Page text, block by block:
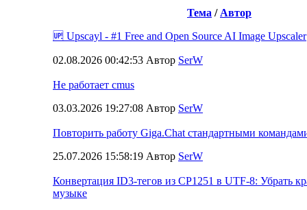
Тема / Автор
🆙 Upscayl - #1 Free and Open Source AI Image Upscaler
02.08.2026 00:42:53 Автор SerW
Не работает cmus
03.03.2026 19:27:08 Автор SerW
Повторить работу Giga.Chat стандартными
25.07.2026 15:58:19 Автор SerW
Конвертация ID3-тегов из CP1251 в UTF-8: Убрать
музыке